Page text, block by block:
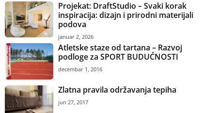
Projekat: DraftStudio – Svaki korak
inspiracija: dizajn i prirodni materijali
podova
januar 2, 2026
Atletske staze od tartana – Razvoj
podloge za SPORT BUDUĆNOSTI
decembar 1, 2016
Zlatna pravila održavanja tepiha
jun 27, 2017